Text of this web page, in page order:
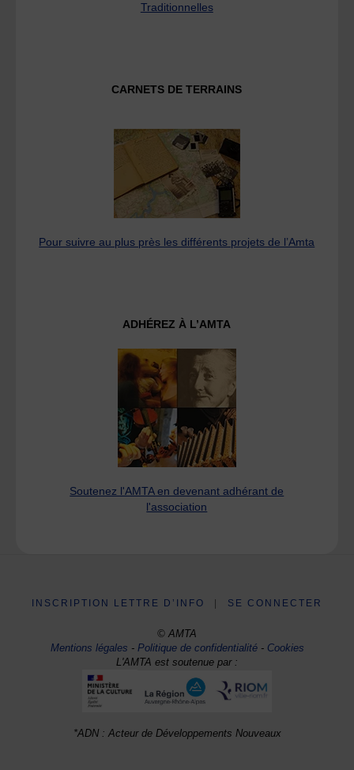
Traditionnelles
CARNETS DE TERRAINS
Pour suivre au plus près les différents projets de l’Amta
ADHÉREZ À L’AMTA
Soutenez l'AMTA en devenant adhérant de
l'association
INSCRIPTION LETTRE D’INFO SE CONNECTER
© AMTA
Mentions légales -Politique de confidentialité- Cookies
L'AMTA est soutenue par :
*ADN : Acteur de Développements Nouveaux